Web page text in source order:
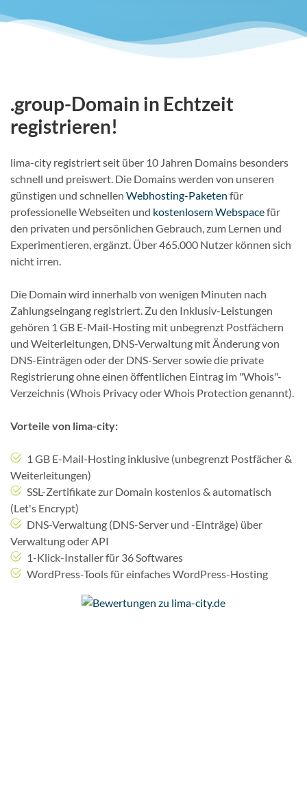
.group-Domain in Echtzeit
registrieren!
lima-city registriert seit über 10 Jahren Domains besonders
schnell und preiswert. Die Domains werden von unseren
günstigen und schnellen Webhosting-Paketen für
professionelle Webseiten und kostenlosem Webspacefür
den privaten und persönlichen Gebrauch, zum Lernen und
Experimentieren, ergänzt. Über 465.000 Nutzer können sich
nicht irren.
Die Domain wird innerhalb von wenigen Minuten nach
Zahlungseingang registriert. Zu den Inklusiv-Leistungen
gehören 1 GB E-Mail-Hosting mit unbegrenzt Postfächern
und Weiterleitungen, DNS-Verwaltung mit Änderung von
DNS-Einträgen oder der DNS-Server sowie die private
Registrierung ohne einen öffentlichen Eintrag im "Whois"-
Verzeichnis (Whois Privacy oder Whois Protection genannt).
Vorteile von lima-city:
1 GB E-Mail-Hosting inklusive (unbegrenzt Postfächer &
Weiterleitungen)
SSL-Zertifikate zur Domain kostenlos & automatisch
(Let's Encrypt)
DNS-Verwaltung (DNS-Server und -Einträge) über
Verwaltung oder API
1-Klick-Installer für 36 Softwares
WordPress-Tools für einfaches WordPress-Hosting